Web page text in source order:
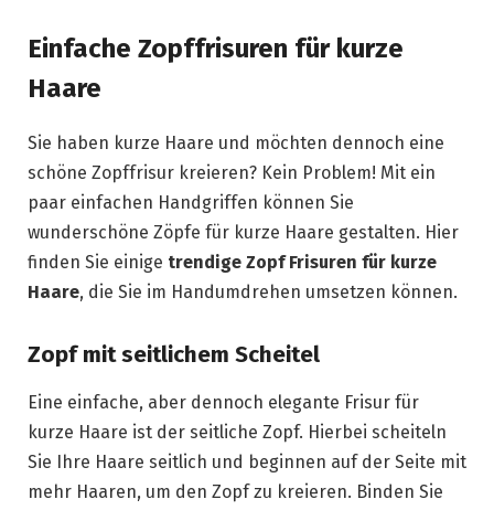
Einfache Zopffrisuren für kurze
Haare
Sie haben kurze Haare und möchten dennoch eine
schöne Zopffrisur kreieren? Kein Problem! Mit ein
paar einfachen Handgriffen können Sie
wunderschöne Zöpfe für kurze Haare gestalten. Hier
finden Sie einige trendige Zopf Frisuren für kurze
Haare, die Sie im Handumdrehen umsetzen können.
Zopf mit seitlichem Scheitel
Eine einfache, aber dennoch elegante Frisur für
kurze Haare ist der seitliche Zopf. Hierbei scheiteln
Sie Ihre Haare seitlich und beginnen auf der Seite mit
mehr Haaren, um den Zopf zu kreieren. Binden Sie